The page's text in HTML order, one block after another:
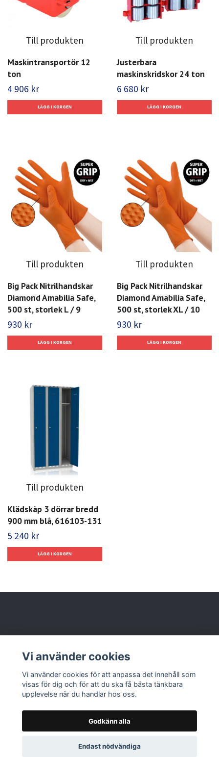
Till produkten
Maskintransportör 12
ton
4 906 kr
Till produkten
Justerbara
maskinskridskor 24 ton
6 680 kr
Till produkten
Big Pack Nitrilhandskar
Diamond Amabilia Safe,
500 st, storlek L / 9
930 kr
Till produkten
Big Pack Nitrilhandskar
Diamond Amabilia Safe,
500 st, storlek XL / 10
930 kr
Till produkten
Klädskåp 3 dörrar bredd
900 mm blå, 616103-131
5 240 kr
Läs mer
© 2026 Nolbox AB
Vi använder cookies
Vi använder cookies för att anpassa det innehåll som
visas för dig och för att du ska få bästa tänkbara
upplevelse när du handlar hos oss.
Godkänn alla
Endast nödvändiga